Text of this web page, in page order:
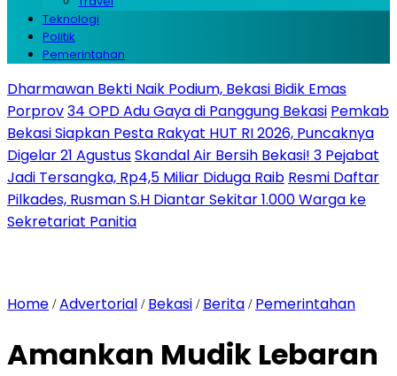
Teknologi
Politik
Pemerintahan
Dharmawan Bekti Naik Podium, Bekasi Bidik Emas
Porprov34 OPD Adu Gaya di Panggung Bekasi Pemkab
Bekasi Siapkan Pesta Rakyat HUT RI 2026, Puncaknya
Digelar 21 AgustusSkandal Air Bersih Bekasi! 3 Pejabat
Jadi Tersangka, Rp4,5 Miliar Diduga Raib Resmi Daftar
Pilkades, Rusman S.H Diantar Sekitar 1.000 Warga ke
Sekretariat Panitia
Home /Advertorial / Bekasi / Berita / Pemerintahan
Amankan Mudik Lebaran